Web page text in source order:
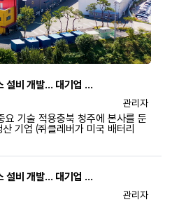
설비 개발… 대기업 …
등록자
관리자
요 기술 적용충북 청주에 본사를 둔
기업 ㈜클레버가 미국 배터리
설비 개발… 대기업 …
등록자
관리자